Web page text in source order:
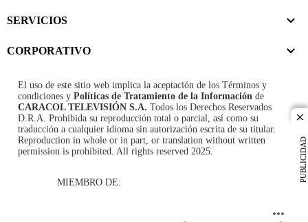
PUBLICIDAD
SERVICIOS
CORPORATIVO
El uso de este sitio web implica la aceptación de los Términos y
condiciones y Políticas de Tratamiento de la Información de
CARACOL TELEVISIÓN S.A. Todos los Derechos Reservados
D.R.A. Prohibida su reproducción total o parcial, así como su
traducción a cualquier idioma sin autorización escrita de su titular.
Reproduction in whole or in part, or translation without written
permission is prohibited. All rights reserved 2025.
MIEMBRO DE: